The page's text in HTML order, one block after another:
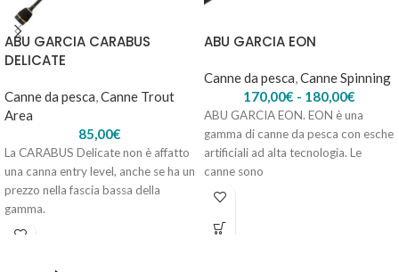
ABU GARCIA CARABUS
DELICATE
Canne da pesca,Canne Trout
Area
85,00€
La CARABUS Delicate non è affatto
una canna entry level, anche se ha un
prezzo nella fascia bassa della
gamma.
ABU GARCIA EON
Canne da pesca,Canne Spinning
170,00€ - 180,00€
ABU GARCIA EON. EON è una
gamma di canne da pesca con esche
artificiali ad alta tecnologia. Le
canne sono